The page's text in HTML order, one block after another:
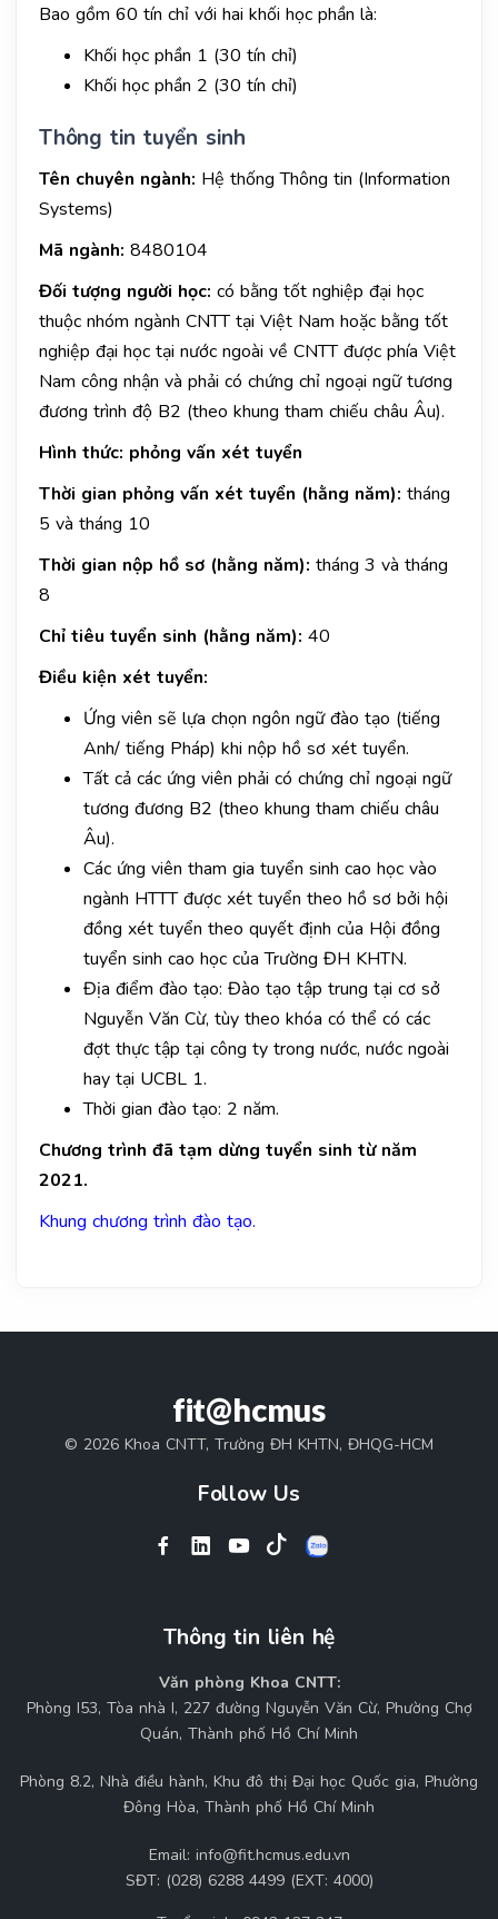
Bao gồm 60 tín chỉ với hai khối học phần là:
Khối học phần 1 (30 tín chỉ)
Khối học phần 2 (30 tín chỉ)
Thông tin tuyển sinh
Tên chuyên ngành: Hệ thống Thông tin (Information
Systems)
Mã ngành: 8480104
Đối tượng người học: có bằng tốt nghiệp đại học
thuộc nhóm ngành CNTT tại Việt Nam hoặc bằng tốt
nghiệp đại học tại nước ngoài về CNTT được phía Việt
Nam công nhận và phải có chứng chỉ ngoại ngữ tương
đương trình độ B2 (theo khung tham chiếu châu Âu).
Hình thức: phỏng vấn xét tuyển
Thời gian phỏng vấn xét tuyển (hằng năm): tháng
5 và tháng 10
Thời gian nộp hồ sơ (hằng năm): tháng 3 và tháng
8
Chỉ tiêu tuyển sinh (hằng năm): 40
Điều kiện xét tuyển:
Ứng viên sẽ lựa chọn ngôn ngữ đào tạo (tiếng
Anh/ tiếng Pháp) khi nộp hồ sơ xét tuyển.
Tất cả các ứng viên phải có chứng chỉ ngoại ngữ
tương đương B2 (theo khung tham chiếu châu
Âu).
Các ứng viên tham gia tuyển sinh cao học vào
ngành HTTT được xét tuyển theo hồ sơ bởi hội
đồng xét tuyển theo quyết định của Hội đồng
tuyển sinh cao học của Trường ĐH KHTN.
Địa điểm đào tạo: Đào tạo tập trung tại cơ sở
Nguyễn Văn Cừ, tùy theo khóa có thể có các
đợt thực tập tại công ty trong nước, nước ngoài
hay tại UCBL 1.
Thời gian đào tạo: 2 năm.
Chương trình đã tạm dừng tuyển sinh từ năm
2021.
Khung chương trình đào tạo.
fit@hcmus
© 2026 Khoa CNTT, Trường ĐH KHTN, ĐHQG-HCM
Follow Us
Thông tin liên hệ
Văn phòng Khoa CNTT:
Phòng I53, Tòa nhà I, 227 đường Nguyễn Văn Cừ, Phường Chợ
Quán, Thành phố Hồ Chí Minh
Phòng 8.2, Nhà điều hành, Khu đô thị Đại học Quốc gia, Phường
Đông Hòa, Thành phố Hồ Chí Minh
Email: info@fit.hcmus.edu.vn
SĐT: (028) 6288 4499 (EXT: 4000)